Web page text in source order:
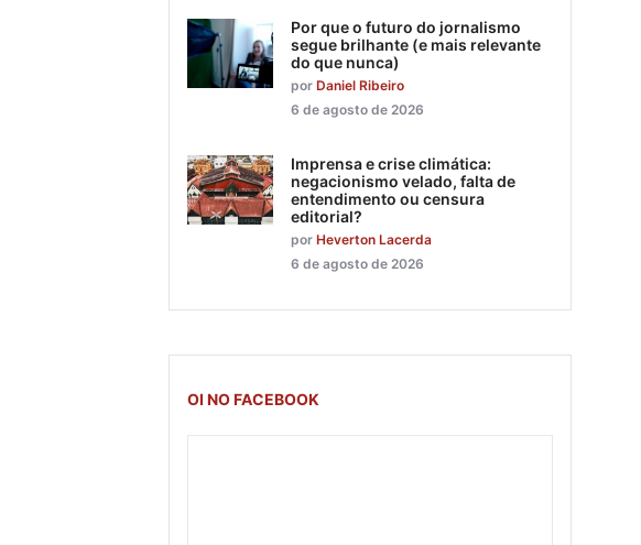
Por que o futuro do jornalismo
segue brilhante (e mais relevante
do que nunca)
por Daniel Ribeiro
6 de agosto de 2026
Imprensa e crise climática:
negacionismo velado, falta de
entendimento ou censura
editorial?
por Heverton Lacerda
6 de agosto de 2026
OI NO FACEBOOK